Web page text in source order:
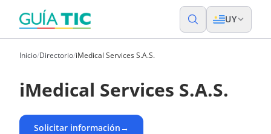
UY
Inicio/Directorio/iMedical Services S.A.S.
iMedical Services S.A.S.
Solicitar información→